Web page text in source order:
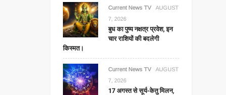
Current News TV
AUGUST
7, 2026
बुध का पुष्य नक्षत्र प्रवेश, इन
चार राशियों की बदलेगी
किस्मत।
Current News TV
AUGUST
7, 2026
17 अगस्त से सूर्य-केतु मिलन,